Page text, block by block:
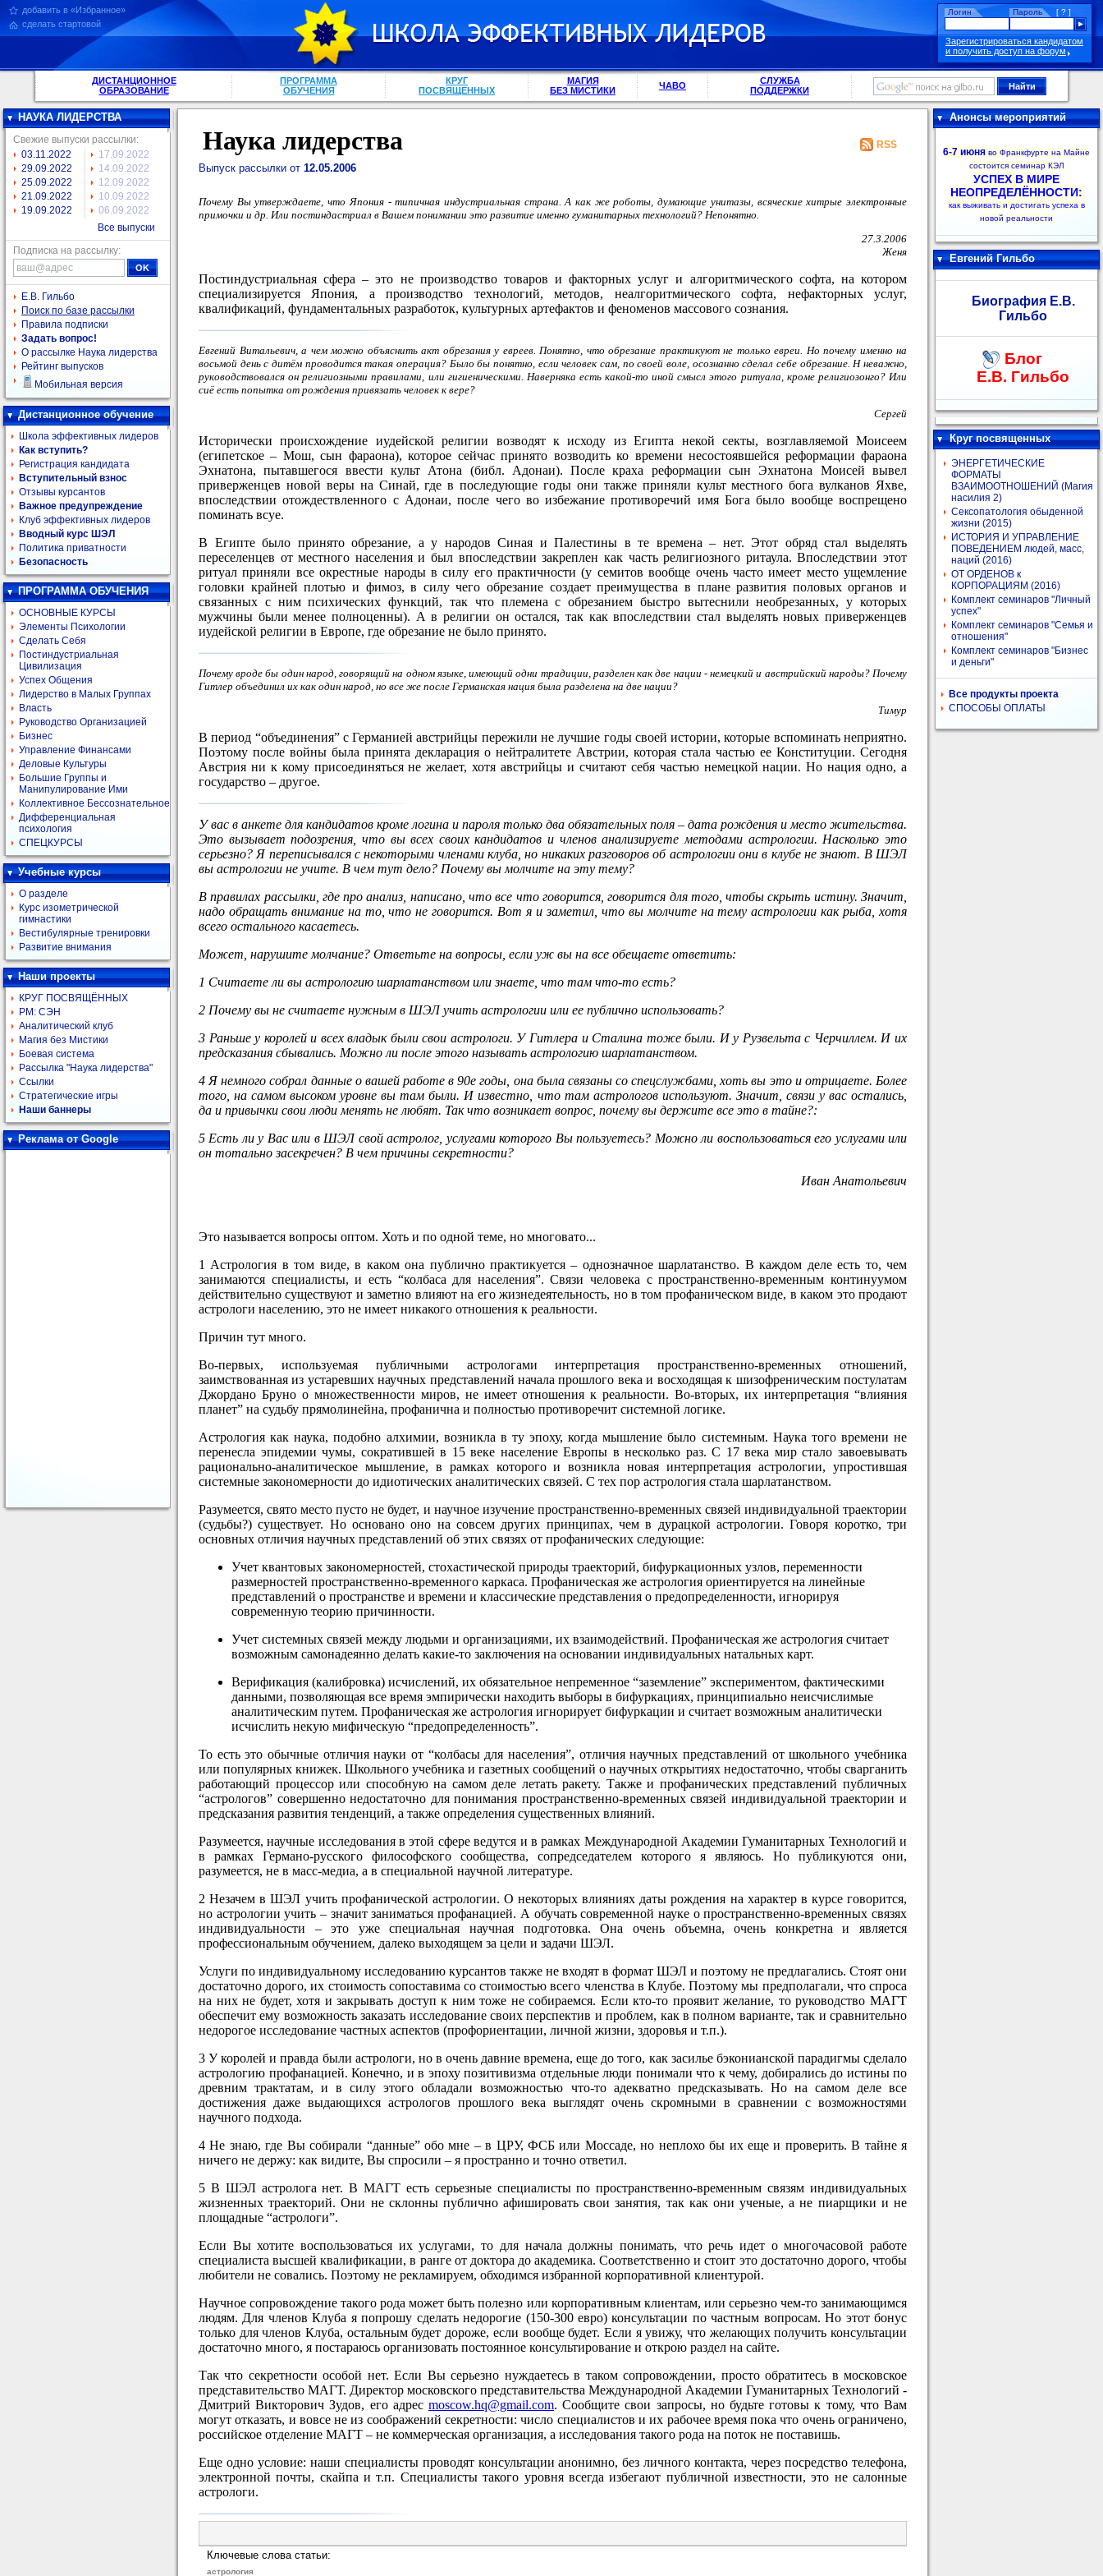
добавить в «Избранное»
сделать стартовой
Логин [ ? ]
Пароль
Зарегистрироваться кандидатом
и получить доступ на форум
ДИСТАНЦИОННОЕ
ОБРАЗОВАНИЕ
ПРОГРАММА
ОБУЧЕНИЯ
КРУГ
ПОСВЯЩЕННЫХ
МАГИЯ
БЕЗ МИСТИКИ
ЧАВО
СЛУЖБА
ПОДДЕРЖКИ
НАУКА ЛИДЕРСТВА
Свежие выпуски рассылки:
03.11.2022
29.09.2022
25.09.2022
21.09.2022
19.09.2022
17.09.2022
14.09.2022
12.09.2022
10.09.2022
06.09.2022
Все выпуски
Подписка на рассылку:
Е.В. Гильбо
Поиск по базе рассылки
Правила подписки
Задать вопрос!
О рассылке Наука лидерства
Рейтинг выпусков
Мобильная версия
Дистанционное обучение
Школа эффективных лидеров
Как вступить?
Регистрация кандидата
Вступительный взнос
Отзывы курсантов
Важное предупреждение
Клуб эффективных лидеров
Вводный курс ШЭЛ
Политика приватности
Безопасность
ПРОГРАММА ОБУЧЕНИЯ
ОСНОВНЫЕ КУРСЫ
Элементы Психологии
Сделать Себя
Постиндустриальная
Цивилизация
Успех Общения
Лидерство в Малых Группах
Власть
Руководство Организацией
Бизнес
Управление Финансами
Деловые Культуры
Большие Группы и
Манипулирование Ими
Коллективное Бессознательное
Дифференциальная
психология
СПЕЦКУРСЫ
Учебные курсы
О разделе
Курс изометрической
гимнастики
Вестибулярные тренировки
Развитие внимания
Наши проекты
КРУГ ПОСВЯЩЁННЫХ
РМ: СЭН
Аналитический клуб
Магия без Мистики
Боевая система
Рассылка "Наука лидерства"
Ссылки
Стратегические игры
Наши баннеры
Реклама от Google
RSS
Наука лидерства
Выпуск рассылки от 12.05.2006
Почему Вы утверждаете, что Япония - типичная индустриальная страна. А как же роботы, думающие унитазы, всяческие хитрые электронные
примочки и др. Или постиндастриал в Вашем понимании это развитие именно гуманитарных технологий? Непонятно.
27.3.2006
Женя
Постиндустриальная сфера – это не производство товаров и факторных услуг и алгоритмического софта, на котором
специализируется Япония, а производство технологий, методов, неалгоритмического софта, нефакторных услуг,
квалификаций, фундаментальных разработок, культурных артефактов и феноменов массового сознания.
Евгений Витальевич, а чем можно объяснить акт обрезания у евреев. Понятно, что обрезание практикуют не только евреи. Но почему именно на
восьмой день c дитём проводится такая операция? Было бы понятно, если человек сам, по своей воле, осознанно сделал себе обрезание. Н неважно,
руководствовался он религиозными правилами, или гигиеническими. Наверняка есть какой-то иной смысл этого ритуала, кроме религиозонго? Или
сиё есть попытка от рождения привязать человек к вере?
Сергей
Исторически происхождение иудейской религии возводят к исходу из Египта некой секты, возглавляемой Моисеем
(египетское – Мош, сын фараона), которое сейчас принято возводить ко времени несостоявшейся реформации фараона
Эхнатона, пытавшегося ввести культ Атона (библ. Адонаи). После краха реформации сын Эхнатона Моисей вывел
приверженцев новой веры на Синай, где в последующие годы они также приняли культ местного бога вулканов Яхве,
впоследствии отождествленного с Адонаи, после чего во избежание противоречий имя Бога было вообще воспрещено
поминать всуе.
В Египте было принято обрезание, а у народов Синая и Палестины в те времена – нет. Этот обряд стал выделять
переселенцев от местного населения и был впоследствии закреплен как часть религиозного ритаула. Впоследствии этот
ритуал приняли все окрестные народы в силу его практичности (у семитов вообще очень часто имеет место ущемление
головки крайней плотью и фимоз, в силу чего обрезание создает преимущества в плане развития половых органов и
связанных с ним психических функций, так что племена с обрезанием быстро вытеснили необрезанных, у которых
мужчины были менее полноценны). А в религии он остался, так как впоследствии стал выделять новых приверженцев
иудейской религии в Европе, где обрезание не было принято.
Почему вроде бы один народ, говорящий на одном языке, имеющий одни традиции, разделен как две нации - немецкий и австрийский народы? Почему
Гитлер объединил их как один народ, но все же после Германская нация была разделена на две нации?
Тимур
В период “объединения” с Германией австрийцы пережили не лучшие годы своей истории, которые вспоминать неприятно.
Поэтому после войны была принята декларация о нейтралитете Австрии, которая стала частью ее Конституции. Сегодня
Австрия ни к кому присоединяться не желает, хотя австрийцы и считают себя частью немецкой нации. Но нация одно, а
государство – другое.
У вас в анкете для кандидатов кроме логина и пароля только два обязательных поля – дата рождения и место жительства.
Это вызывает подозрения, что вы всех своих кандидатов и членов анализируете методами астрологии. Насколько это
серьезно? Я переписывался с некоторыми членами клуба, но никаких разговоров об астрологии они в клубе не знают. В ШЭЛ
вы астрологии не учите. В чем тут дело? Почему вы молчите на эту тему?
В правилах рассылки, где про анализ, написано, что все что говорится, говорится для того, чтобы скрыть истину. Значит,
надо обращать внимание на то, что не говорится. Вот я и заметил, что вы молчите на тему астрологии как рыба, хотя
всего остального касаетесь.
Может, нарушите молчание? Ответьте на вопросы, если уж вы на все обещаете ответить:
1 Считаете ли вы астрологию шарлатанством или знаете, что там что-то есть?
2 Почему вы не считаете нужным в ШЭЛ учить астрологии или ее публично использовать?
3 Раньше у королей и всех владык были свои астрологи. У Гитлера и Сталина тоже были. И у Рузвельта с Черчиллем. И их
предсказания сбывались. Можно ли после этого называть астрологию шарлатанством.
4 Я немного собрал данные о вашей работе в 90е годы, она была связаны со спецслужбами, хоть вы это и отрицаете. Более
того, на самом высоком уровне вы там были. И известно, что там астрологов используют. Значит, связи у вас остались,
да и привычки свои люди менять не любят. Так что возникает вопрос, почему вы держите все это в тайне?:
5 Есть ли у Вас или в ШЭЛ свой астролог, услугами которого Вы пользуетесь? Можно ли воспользоваться его услугами или
он тотально засекречен? В чем причины секретности?
Иван Анатольевич
Это называется вопросы оптом. Хоть и по одной теме, но многовато...
1 Астрология в том виде, в каком она публично практикуется – однозначное шарлатанство. В каждом деле есть то, чем
занимаются специалисты, и есть “колбаса для населения”. Связи человека с пространственно-временным континуумом
действительно существуют и заметно влияют на его жизнедеятельность, но в том профаническом виде, в каком это продают
астрологи населению, это не имеет никакого отношения к реальности.
Причин тут много.
Во-первых, используемая публичными астрологами интерпретация пространственно-временных отношений,
заимствованная из устаревших научных представлений начала прошлого века и восходящая к шизофреническим постулатам
Джордано Бруно о множественности миров, не имеет отношения к реальности. Во-вторых, их интерпретация “влияния
планет” на судьбу прямолинейна, профанична и полностью противоречит системной логике.
Астрология как наука, подобно алхимии, возникла в ту эпоху, когда мышление было системным. Наука того времени не
перенесла эпидемии чумы, сократившей в 15 веке население Европы в несколько раз. С 17 века мир стало завоевывать
рационально-аналитическое мышление, в рамках которого и возникла новая интерпретация астрологии, упростившая
системные закономерности до идиотических аналитических связей. С тех пор астрология стала шарлатанством.
Разумеется, свято место пусто не будет, и научное изучение пространственно-временных связей индивидуальной траектории
(судьбы?) существует. Но основано оно на совсем других принципах, чем в дурацкой астрологии. Говоря коротко, три
основных отличия научных представлений об этих связях от профанических следующие:
Учет квантовых закономерностей, стохастической природы траекторий, бифуркационных узлов, переменности
размерностей пространственно-временного каркаса. Профаническая же астрология ориентируется на линейные
представлений о пространстве и времени и классические представления о предопределенности, игнорируя
современную теорию причинности.
Учет системных связей между людьми и организациями, их взаимодействий. Профаническая же астрология считает
возможным самонадеянно делать какие-то заключения на основании индивидуальных натальных карт.
Верификация (калибровка) исчислений, их обязательное непременное “заземление” экспериментом, фактическими
данными, позволяющая все время эмпирически находить выборы в бифуркациях, принципиально неисчислимые
аналитическим путем. Профаническая же астрология игнорирует бифуркации и считает возможным аналитически
исчислить некую мифическую “предопределенность”.
То есть это обычные отличия науки от “колбасы для населения”, отличия научных представлений от школьного учебника
или популярных книжек. Школьного учебника и газетных сообщений о научных открытиях недостаточно, чтобы сварганить
работающий процессор или способную на самом деле летать ракету. Также и профанических представлений публичных
“астрологов” совершенно недостаточно для понимания пространственно-временных связей индивидуальной траектории и
предсказания развития тенденций, а также определения существенных влияний.
Разумеется, научные исследования в этой сфере ведутся и в рамках Международной Академии Гуманитарных Технологий и
в рамках Германо-русского философского сообщества, сопредседателем которого я являюсь. Но публикуются они,
разумеется, не в масс-медиа, а в специальной научной литературе.
2 Незачем в ШЭЛ учить профанической астрологии. О некоторых влияниях даты рождения на характер в курсе говорится,
но астрологии учить – значит заниматься профанацией. А обучать современной науке о пространственно-временных связях
индивидуальности – это уже специальная научная подготовка. Она очень объемна, очень конкретна и является
профессиональным обучением, далеко выходящем за цели и задачи ШЭЛ.
Услуги по индивидуальному исследованию курсантов также не входят в формат ШЭЛ и поэтому не предлагались. Стоят они
достаточно дорого, их стоимость сопоставима со стоимостью всего членства в Клубе. Поэтому мы предполагали, что спроса
на них не будет, хотя и закрывать доступ к ним тоже не собираемся. Если кто-то проявит желание, то руководство МАГТ
обеспечит ему возможность заказать исследование своих перспектив и проблем, как в полном варианте, так и сравнительно
недорогое исследование частных аспектов (профориентации, личной жизни, здоровья и т.п.).
3 У королей и правда были астрологи, но в очень давние времена, еще до того, как засилье бэконианской парадигмы сделало
астрологию профанацией. Конечно, и в эпоху позитивизма отдельные люди понимали что к чему, добирались до истины по
древним трактатам, и в силу этого обладали возможностью что-то адекватно предсказывать. Но на самом деле все
достижения даже выдающихся астрологов прошлого века выглядят очень скромными в сравнении с возможностями
научного подхода.
4 Не знаю, где Вы собирали “данные” обо мне – в ЦРУ, ФСБ или Моссаде, но неплохо бы их еще и проверить. В тайне я
ничего не держу: как видите, Вы спросили – я пространно и точно ответил.
5 В ШЭЛ астролога нет. В МАГТ есть серьезные специалисты по пространственно-временным связям индивидуальных
жизненных траекторий. Они не склонны публично афишировать свои занятия, так как они ученые, а не пиарщики и не
площадные “астрологи”.
Если Вы хотите воспользоваться их услугами, то для начала должны понимать, что речь идет о многочасовой работе
специалиста высшей квалификации, в ранге от доктора до академика. Соответственно и стоит это достаточно дорого, чтобы
любители не совались. Поэтому не рекламируем, обходимся избранной корпоративной клиентурой.
Научное сопровождение такого рода может быть полезно или корпоративным клиентам, или серьезно чем-то занимающимся
людям. Для членов Клуба я попрошу сделать недорогие (150-300 евро) консультации по частным вопросам. Но этот бонус
только для членов Клуба, остальным будет дороже, если вообще будет. Если я увижу, что желающих получить консультации
достаточно много, я постараюсь организовать постоянное консультирование и открою раздел на сайте.
Так что секретности особой нет. Если Вы серьезно нуждаетесь в таком сопровождении, просто обратитесь в московское
представительство МАГТ. Директор московского представительства Международной Академии Гуманитарных Технологий -
Дмитрий Викторович Зудов, его адрес moscow.hq@gmail.com. Сообщите свои запросы, но будьте готовы к тому, что Вам
могут отказать, и вовсе не из соображений секретности: число специалистов и их рабочее время пока что очень ограничено,
российское отделение МАГТ – не коммерческая организация, а исследования такого рода на поток не поставишь.
Еще одно условие: наши специалисты проводят консультации анонимно, без личного контакта, через посредство телефона,
электронной почты, скайпа и т.п. Специалисты такого уровня всегда избегают публичной известности, это не салонные
астрологи.
Ключевые слова статьи:
астрология
Анонсы мероприятий
6-7 июня во Франкфурте на Майне
состоится семинар КЭЛ
УСПЕХ В МИРЕ
НЕОПРЕДЕЛЁННОСТИ:
как выживать и достигать успеха в
новой реальности
Евгений Гильбо
Биография Е.В.
Гильбо
Блог
Е.В. Гильбо
Круг посвященных
ЭНЕРГЕТИЧЕСКИЕ
ФОРМАТЫ
ВЗАИМООТНОШЕНИЙ (Магия
насилия 2)
Сексопатология обыденной
жизни (2015)
ИСТОРИЯ И УПРАВЛЕНИЕ
ПОВЕДЕНИЕМ людей, масс,
наций (2016)
ОТ ОРДЕНОВ к
КОРПОРАЦИЯМ (2016)
Комплект семинаров "Личный
успех"
Комплект семинаров "Семья и
отношения"
Комплект семинаров "Бизнес
и деньги"
Все продукты проекта
СПОСОБЫ ОПЛАТЫ